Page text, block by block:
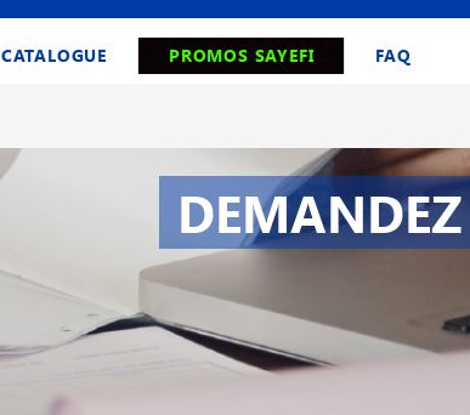
CATALOGUE PROMOS SAYEFI FAQ